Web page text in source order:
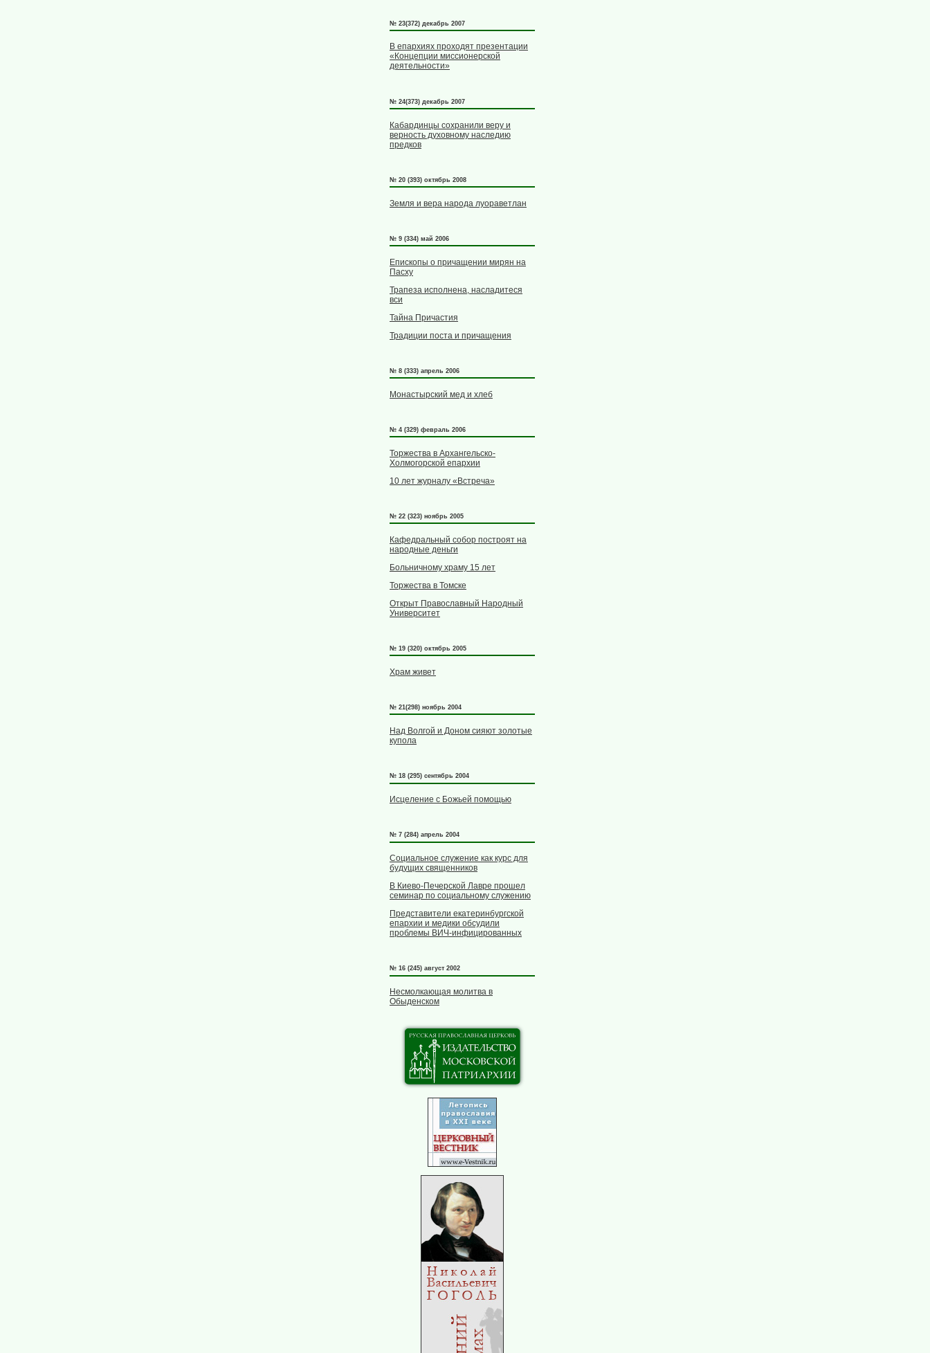
№ 23(372) декабрь 2007
В епархиях проходят презентации
«Концепции миссионерской
деятельности»
№ 24(373) декабрь 2007
Кабардинцы сохранили веру и
верность духовному наследию
предков
№ 20 (393) октябрь 2008
Земля и вера народа луораветлан
№ 9 (334) май 2006
Епископы о причащении мирян на
Пасху
Трапеза исполнена, насладитеся
вси
Тайна Причастия
Традиции поста и причащения
№ 8 (333) апрель 2006
Монастырский мед и хлеб
№ 4 (329) февраль 2006
Торжества в Архангельско-
Холмогорской епархии
10 лет журналу «Встреча»
№ 22 (323) ноябрь 2005
Кафедральный собор построят на
народные деньги
Больничному храму 15 лет
Торжества в Томске
Открыт Православный Народный
Университет
№ 19 (320) октябрь 2005
Храм живет
№ 21(298) ноябрь 2004
Над Волгой и Доном сияют золотые
купола
№ 18 (295) сентябрь 2004
Исцеление с Божьей помощью
№ 7 (284) апрель 2004
Социальное служение как курс для
будущих священников
В Киево-Печерской Лавре прошел
семинар по социальному служению
Представители екатеринбургской
епархии и медики обсудили
проблемы ВИЧ-инфицированных
№ 16 (245) август 2002
Несмолкающая молитва в
Обыденском